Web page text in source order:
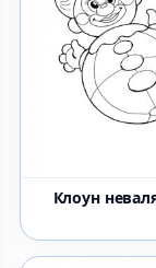
Клоун